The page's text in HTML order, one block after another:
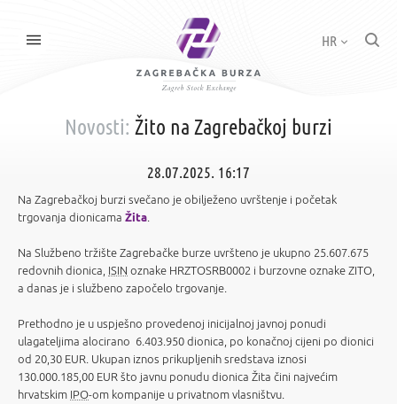
HR
Novosti: Žito na Zagrebačkoj burzi
28.07.2025. 16:17
Na Zagrebačkoj burzi svečano je obilježeno uvrštenje i početak
trgovanja dionicama Žita
Na Službeno tržište Zagrebačke burze uvršteno je ukupno 25.607.675
redovnih dionica, ISIN oznake HRZTOSRB0002 i burzovne oznake ZITO,
a danas je i službeno započelo trgovanje.
Prethodno je u uspješno provedenoj inicijalnoj javnoj ponudi
ulagateljima alocirano 6.403.950 dionica, po konačnoj cijeni po dionici
od 20,30 EUR. Ukupan iznos prikupljenih sredstava iznosi
130.000.185,00 EUR što javnu ponudu dionica Žita čini najvećim
hrvatskim IPO-om kompanije u privatnom vlasništvu.